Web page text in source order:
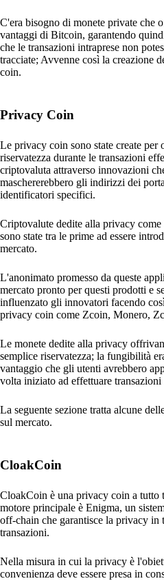
C'era bisogno di monete private che
vantaggi di Bitcoin, garantendo
che le transazioni intraprese non
tracciate; Avvenne così la creazione
coin.
Privacy Coin
Le privacy coin sono state create per
riservatezza durante le transazioni
criptovaluta attraverso innovazioni
maschererebbero gli indirizzi dei
identificatori specifici.
Criptovalute dedite alla privacy
sono state tra le prime ad essere
mercato.
L'anonimato promesso da queste
mercato pronto per questi prodotti e
influenzato gli innovatori facendo
privacy coin come Zcoin, Monero,
Le monete dedite alla privacy
semplice riservatezza; la fungibilità
vantaggio che gli utenti avrebbero
volta iniziato ad effettuare transazioni
La seguente sezione tratta alcune
sul mercato.
CloakCoin
CloakCoin è una privacy coin a tutto
motore principale è Enigma, un
off-chain che garantisce la privacy in
transazioni.
Nella misura in cui la privacy è
convenienza deve essere presa in